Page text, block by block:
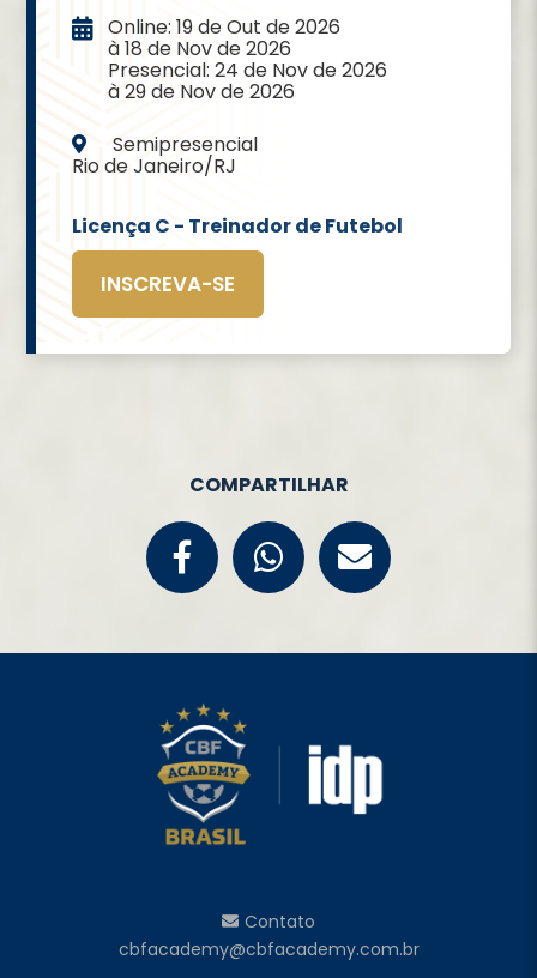
Online: 19 de Out de 2026
à 18 de Nov de 2026
Presencial: 24 de Nov de 2026
à 29 de Nov de 2026
Semipresencial
Rio de Janeiro/RJ
Licença C - Treinador de Futebol
INSCREVA-SE
COMPARTILHAR
Contato
cbfacademy@cbfacademy.com.br